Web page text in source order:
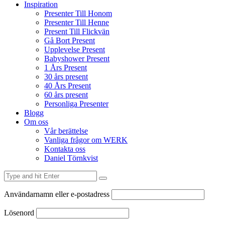
Inspiration
Presenter Till Honom
Presenter Till Henne
Present Till Flickvän
Gå Bort Present
Upplevelse Present
Babyshower Present
1 Års Present
30 års present
40 Års Present
60 års present
Personliga Presenter
Blogg
Om oss
Vår berättelse
Vanliga frågor om WERK
Kontakta oss
Daniel Törnkvist
Användarnamn eller e-postadress
Lösenord